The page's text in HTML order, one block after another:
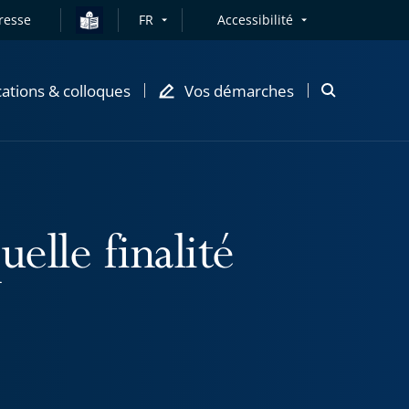
FR Accessibilité
& colloques Vos démarches
Ouvrir
finalité